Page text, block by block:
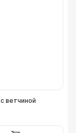
ветчиной